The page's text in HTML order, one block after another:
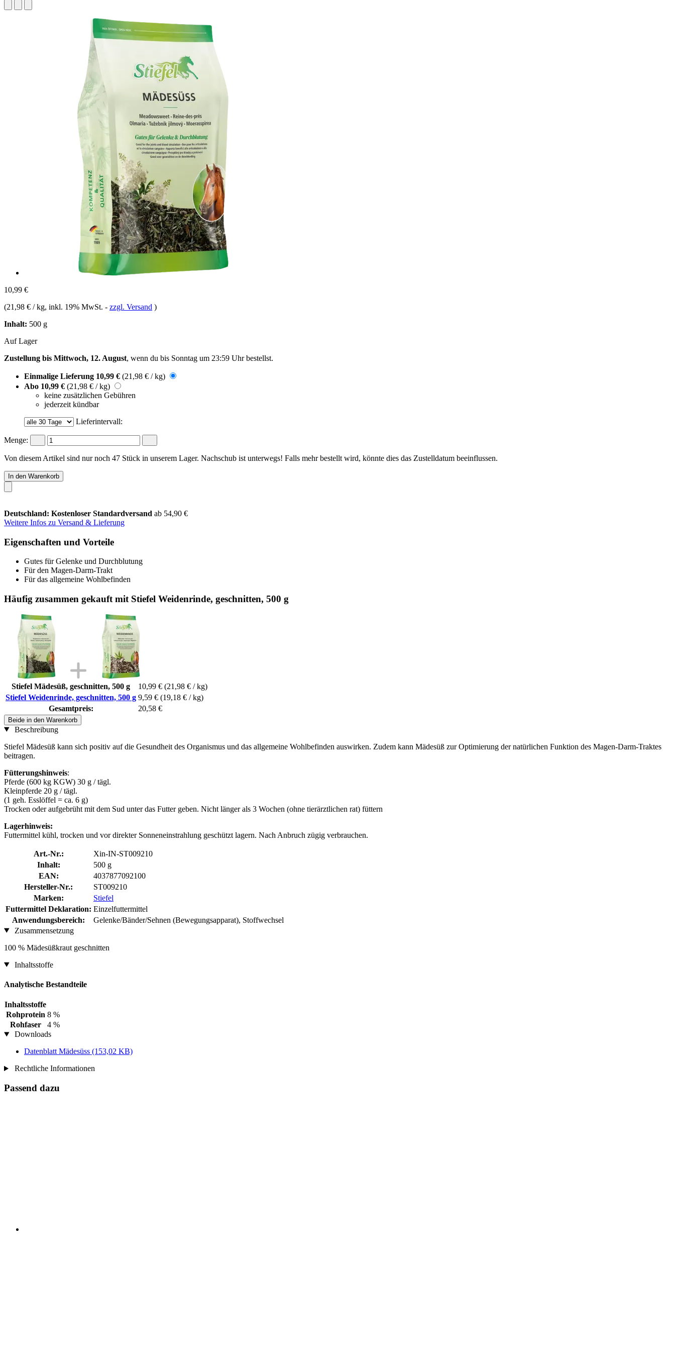
10,99 €
(21,98 € / kg, inkl. 19% MwSt. - zzgl. Versand )
Inhalt: 500 g
Auf Lager
Zustellung bis Mittwoch, 12. August, wenn du bis Sonntag um 23:59 Uhrbestellst.
Einmalige Lieferung 10,99 € (21,98 € / kg)
Abo 10,99 € (21,98 € / kg)
keine zusätzlichen Gebühren
jederzeit kündbar
Lieferintervall:
Menge:
Von diesem Artikel sind nur noch 47 Stück in unserem Lager. Nachschub ist unterwegs! Falls mehr bestellt wird, könnte dies das Zustelldatum beeinflussen.
In den Warenkorb
Deutschland: Kostenloser Standardversand ab 54,90 €
Weitere Infos zu Versand & Lieferung
Eigenschaften und Vorteile
Gutes für Gelenke und Durchblutung
Für den Magen-Darm-Trakt
Für das allgemeine Wohlbefinden
Häufig zusammen gekauft mit Stiefel Weidenrinde, geschnitten, 500 g
Stiefel Mädesüß, geschnitten, 500 g 10,99 € (21,98 € / kg)
Stiefel Weidenrinde, geschnitten, 500 g 9,59 € (19,18 € / kg)
Gesamtpreis:
20,58 €
Beide in den Warenkorb
Beschreibung
Stiefel Mädesüß kann sich positiv auf die Gesundheit des Organismus und das allgemeine Wohlbefinden auswirken. Zudem kann Mädesüß zur Optimierung der natürlichen Funktion des Magen-Darm-Traktes
beitragen.
Fütterungshinweis:
Pferde (600 kg KGW) 30 g / tägl.
Kleinpferde 20 g / tägl.
(1 geh. Esslöffel = ca. 6 g)
Trocken oder aufgebrüht mit dem Sud unter das Futter geben. Nicht länger als 3 Wochen (ohne tierärztlichen rat) füttern
Lagerhinweis:
Futtermittel kühl, trocken und vor direkter Sonneneinstrahlung geschützt lagern. Nach Anbruch zügig verbrauchen.
Art.-Nr.:
Xin-IN-ST009210
Inhalt:
500 g
EAN:
4037877092100
Hersteller-Nr.:
ST009210
Marken:
Stiefel
Futtermittel Deklaration: Einzelfuttermittel
Anwendungsbereich:
Gelenke/Bänder/Sehnen (Bewegungsapparat), Stoffwechsel
Zusammensetzung
100 % Mädesüßkraut geschnitten
Inhaltsstoffe
Analytische Bestandteile
Inhaltsstoffe
Rohprotein 8 %
Rohfaser
4 %
Downloads
Datenblatt Mädesüss (153,02 KB)
Rechtliche Informationen
Passend dazu